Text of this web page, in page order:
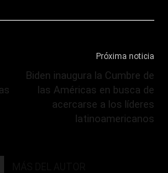
Próxima noticia
Biden inaugura la Cumbre de
las Américas en busca de
acercarse a los líderes
latinoamericanos